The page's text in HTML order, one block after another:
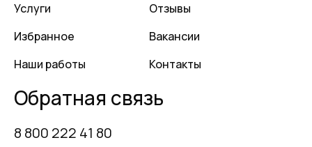
Услуги
Избранное
Наши работы
Отзывы
Вакансии
Контакты
Обратная связь
8 800 222 41 80